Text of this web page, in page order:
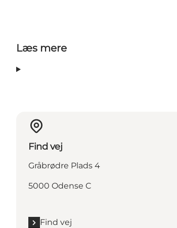
Læs mere
Find vej
Gråbrødre Plads 4
5000 Odense C
Find vej